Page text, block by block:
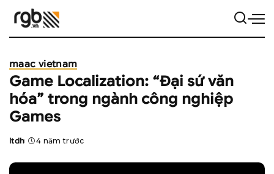
maac vietnam
Game Localization: “Đại sứ văn
hóa” trong ngành công nghiệp
Games
Posted
ltdh 4 năm trước